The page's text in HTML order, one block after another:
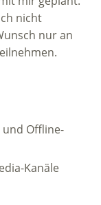
nicht
nur an
und Offline-
Kanäle